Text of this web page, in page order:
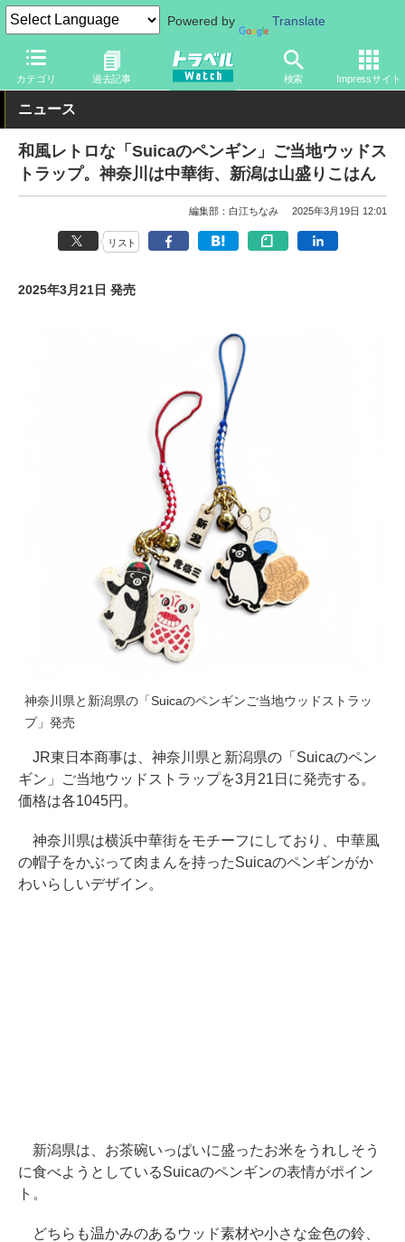
Powered by Translate
カテゴリ 過去記事 検索 Impressサイト
トラベル Watch 旅のアイテム 旅行グッズ キャラクター
ニュース
和風レトロな「Suicaのペンギン」ご当地ウッドス
トラップ。神奈川は中華街、新潟は山盛りこはん
編集部：白江ちなみ 2025年3月19日 12:01
リスト
2025年3月21日 発売
神奈川県と新潟県の「Suicaのペンギンご当地ウッドストラッ
プ」発売
JR東日本商事は、神奈川県と新潟県の「Suicaのペン
ギン」ご当地ウッドストラップを3月21日に発売する。
価格は各1045円。
神奈川県は横浜中華街をモチーフにしており、中華風
の帽子をかぶって肉まんを持ったSuicaのペンギンがか
わいらしいデザイン。
新潟県は、お茶碗いっぱいに盛ったお米をうれしそう
に食べようとしているSuicaのペンギンの表情がポイン
ト。
どちらも温かみのあるウッド素材や小さな金色の鈴、